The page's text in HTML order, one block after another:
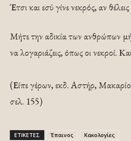
Έτσι και εσύ γίνε νεκρός, αν
Μήτε την αδικία των ανθρώπων
να λογαριάζεις, όπως οι νεκροί.
(Είπε γέρων, εκδ. Αστήρ,
σελ. 155)
ΕΤΙΚΕΤΕΣ Έπαινος Κακολογίες